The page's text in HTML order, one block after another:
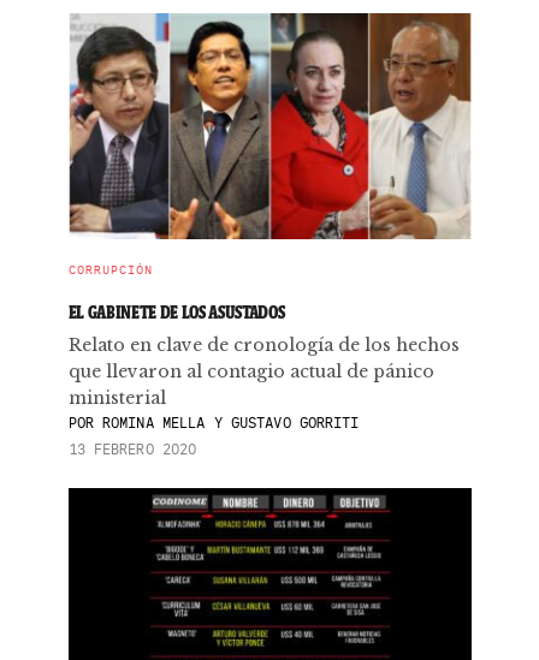
CORRUPCIÓN
EL GABINETE DE LOS ASUSTADOS
Relato en clave de cronología de los hechos
que llevaron al contagio actual de pánico
ministerial
PORROMINA MELLA Y GUSTAVO GORRITI
13 FEBRERO 2020